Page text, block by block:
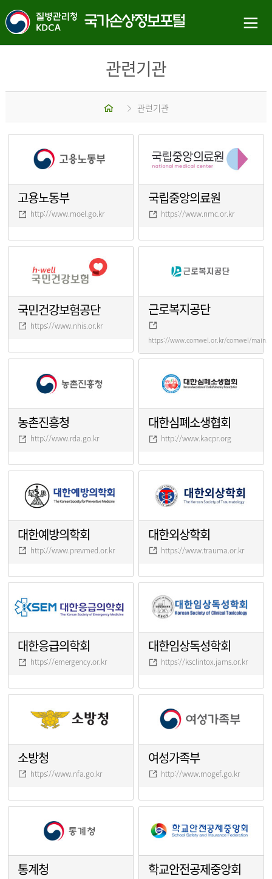
관련기관
홈 관련기관
고용노동부
http://www.moel.go.kr
국립중앙의료원
https://www.nmc.or.kr
국민건강보험공단
https://www.nhis.or.kr
근로복지공단
https://www.comwel.or.kr/comwel/
농촌진흥청
http://www.rda.go.kr
대한심폐소생협회
http://www.kacpr.org
대한예방의학회
http://www.prevmed.or.kr
대한외상학회
https://www.trauma.or.kr
대한응급의학회
https://emergency.or.kr
대한임상독성학회
https://ksclintox.jams.or.kr
소방청
https://www.nfa.go.kr
여성가족부
http://www.mogef.go.kr
통계청 학교안전공제중앙회